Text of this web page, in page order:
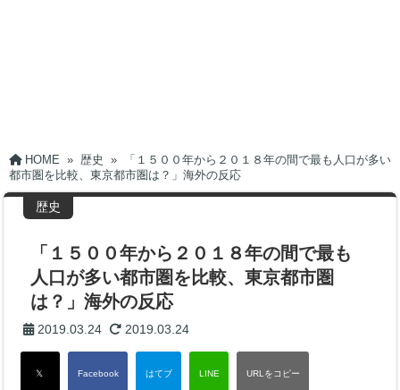
HOME » 歴史 »
「１５００年から２０１８年の間で最も人口が多い
都市圏を比較、東京都市圏は？」海外の反応
歴史
「１５００年から２０１８年の間で最も
人口が多い都市圏を比較、東京都市圏
は？」海外の反応
2019.03.24 2019.03.24